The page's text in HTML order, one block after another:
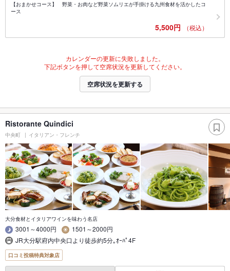
【おまかせコース】 野菜・お肉など野菜ソムリエが手掛ける九州食材を活かしたコ
ース
5,500円 （税込）
カレンダーの更新に失敗しました。
下記ボタンを押して空席状況を更新してください。
空席状況を更新する
Ristorante Quindici
中央町 イタリアン・フレンチ
大分食材とイタリアワインを味わう名店
3001～4000円
1501～2000円
JR大分駅府内中央口より徒歩約5分｡ｵｰﾊﾟ4F
口コミ投稿特典対象店